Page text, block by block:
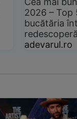
2026 –
bucătăria
adevarul.ro